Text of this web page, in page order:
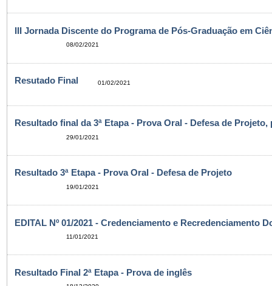
III Jornada Discente do Programa de Pós-Graduação em
08/02/2021
Resutado Final 01/02/2021
Resultado final da 3ª Etapa - Prova Oral - Defesa de
29/01/2021
Resultado 3ª Etapa - Prova Oral - Defesa de Projeto
19/01/2021
EDITAL Nº 01/2021 - Credenciamento e Recredenciamento
11/01/2021
Resultado Final 2ª Etapa - Prova de inglês